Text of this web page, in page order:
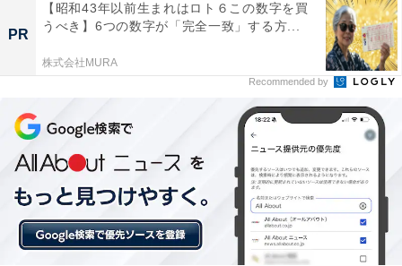
PR
【昭和43年以前生まれはロト６この数字を買
うべき】6つの数字が「完全一致」する方...
株式会社MURA
Recommended by